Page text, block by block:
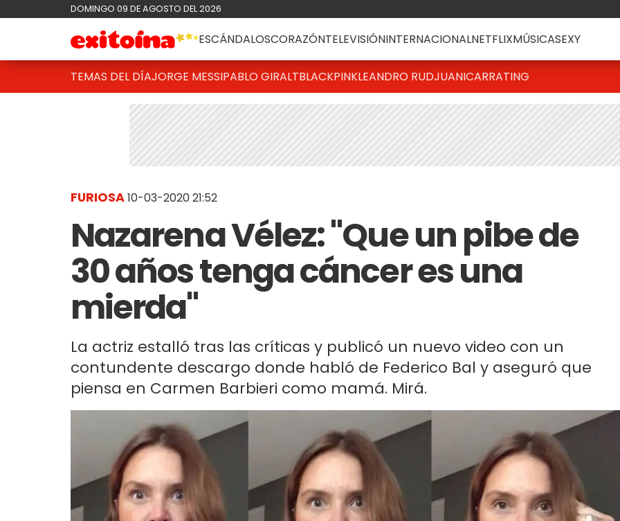
DOMINGO 09 DE AGOSTO DEL 2026
ESCÁNDALOSCORAZÓNTELEVISIÓNINTERNACIONALNETFLIXMÚSICASEXY
TEMAS DEL DÍAJORGE MESSIPABLO GIRALTBLACKPINKLEANDRO RUDJUANICARRATING
FURIOSA10-03-2020 21:52
Nazarena Vélez: "Que un pibe de
30 años tenga cáncer es una
mierda"
La actriz estalló tras las críticas y publicó un nuevo video con un
contundente descargo donde habló de Federico Bal y aseguró que
piensa en Carmen Barbieri como mamá. Mirá.